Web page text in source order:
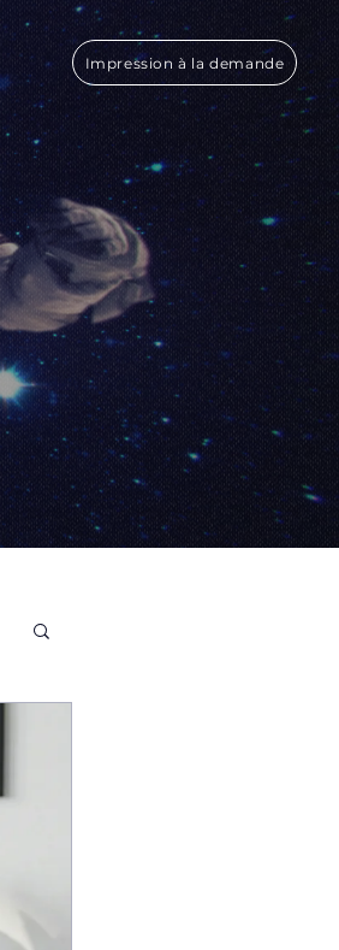
Impression à la demande